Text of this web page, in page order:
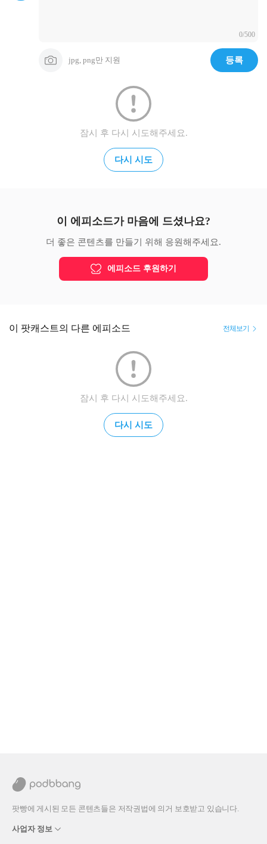
0/500
jpg, png만 지원 등록
잠시 후 다시 시도해주세요.
다시 시도
이 에피소드가 마음에 드셨나요?
더 좋은 콘텐츠를 만들기 위해 응원해주세요.
에피소드 후원하기
이 팟캐스트의 다른 에피소드 전체보기
잠시 후 다시 시도해주세요.
다시 시도
팟빵에 게시된 모든 콘텐츠들은 저작권법에 의거 보호받고 있습니다.
사업자 정보